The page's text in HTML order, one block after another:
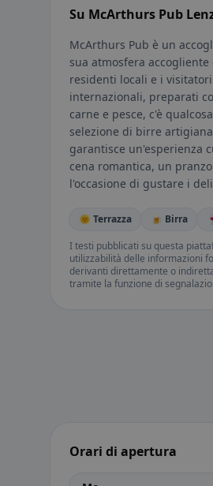
Su McArthurs Pub
McArthurs Pub è un
sua atmosfera
residenti locali e i
internazionali, preparati
carne e pesce, c'è
selezione di birre
garantisce un'esperienza
cena romantica, un
l'occasione di gustare i
🌞 Terrazza 🍺 Birra
I testi pubblicati su questa
utilizzabilità delle informazioni
derivanti direttamente o
tramite la funzione di
Orari di apertura